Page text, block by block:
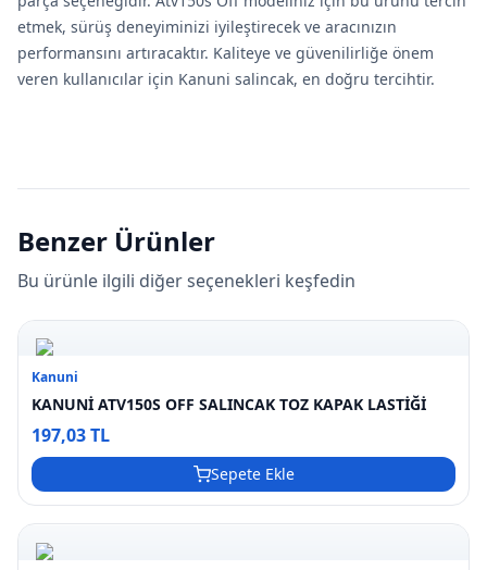
etmek, sürüş deneyiminizi iyileştirecek ve aracınızın
performansını artıracaktır. Kaliteye ve güvenilirliğe önem
veren kullanıcılar için Kanuni salincak, en doğru tercihtir.
Benzer Ürünler
Bu ürünle ilgili diğer seçenekleri keşfedin
Kanuni
KANUNİ ATV150S OFF SALINCAK TOZ KAPAK LASTİĞİ
197,03 TL
Sepete Ekle